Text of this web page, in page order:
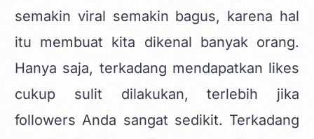
semakin viral semakin bagus, karena hal
itu membuat kita dikenal banyak orang.
Hanya saja, terkadang mendapatkan likes
cukup sulit dilakukan, terlebih jika
followers Anda sangat sedikit. Terkadang